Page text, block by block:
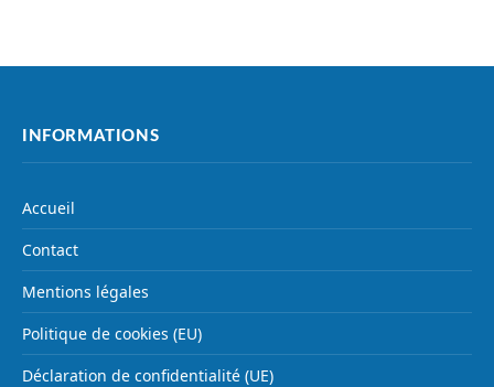
INFORMATIONS
Accueil
Contact
Mentions légales
Politique de cookies (EU)
Déclaration de confidentialité (UE)